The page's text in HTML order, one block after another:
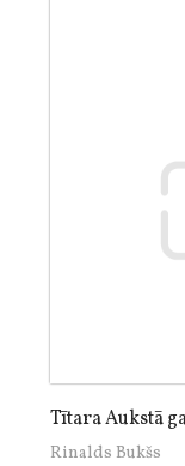
Tītara Aukstā
Rinalds Bukšs